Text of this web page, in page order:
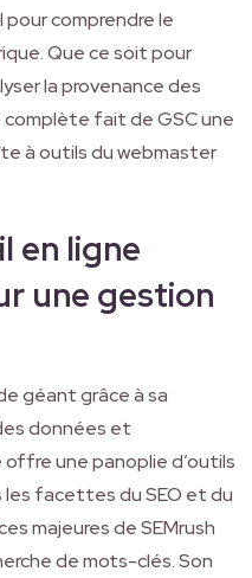
comprendre le
Que ce soit pour
la provenance des
fait de GSC une
à outils du webmaster
en ligne
une gestion
géant grâce à sa
données et
offre une panoplie d’outils
facettes du SEO et du
majeures de SEMrush
de mots-clés. Son